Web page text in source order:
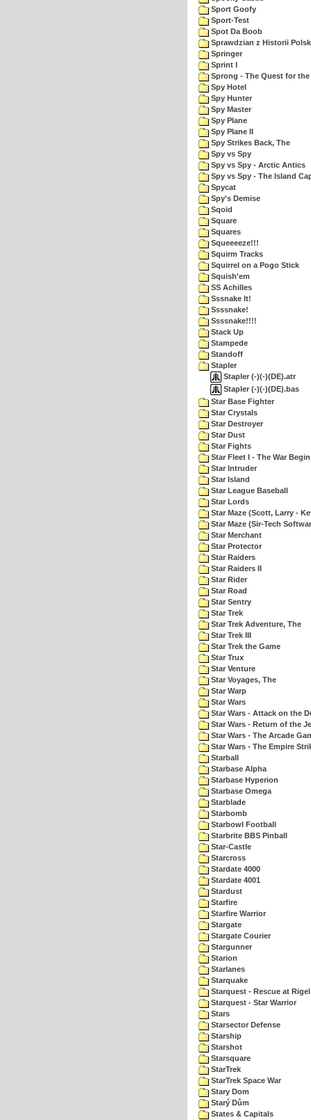
Sport Goofy
Sport-Test
Spot Da Boob
Sprawdzian z Historii
Springer
Sprint I
Sprong - The Quest for
Spy Hotel
Spy Hunter
Spy Master
Spy Plane
Spy Plane II
Spy Strikes Back, The
Spy vs Spy
Spy vs Spy - Arctic Antics
Spy vs Spy - The Island
Spycat
Spy's Demise
Sqoid
Square
Squares
Squeeeeze!!!
Squirm Tracks
Squirrel on a Pogo Stick
Squish'em
SS Achilles
Sssnake It!
Ssssnake!
Ssssnake!!!!
Stack Up
Stampede
Standoff
Stapler
Stapler (-)(-)(DE).atr
Stapler (-)(-)(DE).bas
Star Base Fighter
Star Crystals
Star Destroyer
Star Dust
Star Fights
Star Fleet I - The War
Star Intruder
Star Island
Star League Baseball
Star Lords
Star Maze (Scott, Larry -
Star Maze (Sir-Tech
Star Merchant
Star Protector
Star Raiders
Star Raiders II
Star Rider
Star Road
Star Sentry
Star Trek
Star Trek Adventure, The
Star Trek III
Star Trek the Game
Star Trux
Star Venture
Star Voyages, The
Star Warp
Star Wars
Star Wars - Attack on the
Star Wars - Return of the
Star Wars - The Arcade
Star Wars - The Empire
Starball
Starbase Alpha
Starbase Hyperion
Starbase Omega
Starblade
Starbomb
Starbowl Football
Starbrite BBS Pinball
Star-Castle
Starcross
Stardate 4000
Stardate 4001
Stardust
Starfire
Starfire Warrior
Stargate
Stargate Courier
Stargunner
Starion
Starlanes
Starquake
Starquest - Rescue at Rigel
Starquest - Star Warrior
Stars
Starsector Defense
Starship
Starshot
Starsquare
StarTrek
StarTrek Space War
Stary Dom
Starý Dům
States & Capitals